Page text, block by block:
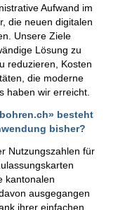
Aufwand im
die neuen digitalen
Unsere Ziele
Lösung zu
reduzieren, Kosten
die moderne
haben wir erreicht.
besteht
bisher?
Nutzungszahlen für
kantonalen
ausgegangen
ihrer einfachen